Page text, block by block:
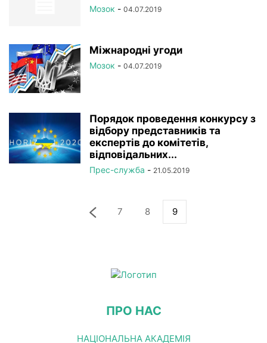
Мозок - 04.07.2019
Міжнародні угоди
Мозок - 04.07.2019
Порядок проведення конкурсу з
відбору представників та
експертів до комітетів,
відповідальних...
Прес-служба - 21.05.2019
7 8 9
ПРО НАС
НАЦІОНАЛЬНА АКАДЕМІЯ